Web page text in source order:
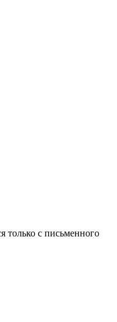
только с письменного